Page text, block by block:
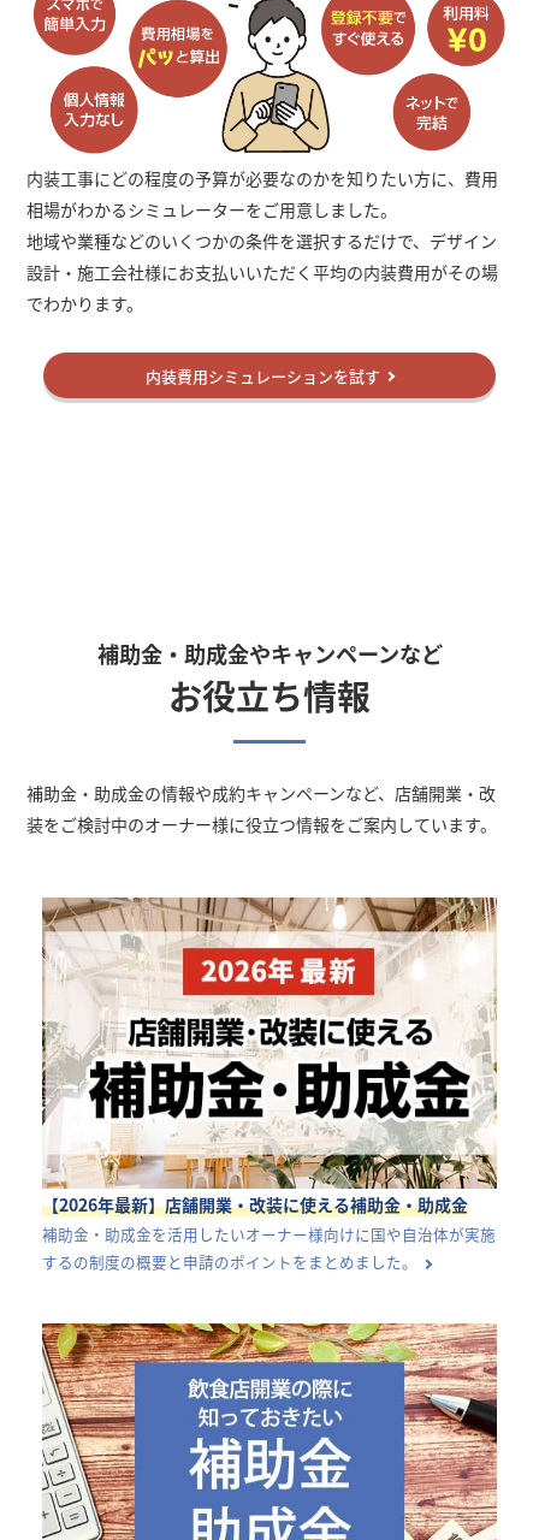
内装工事にどの程度の予算が必要なのかを知りたい方に、費用
相場がわかるシミュレーターをご用意しました。
地域や業種などのいくつかの条件を選択するだけで、デザイン
設計・施工会社様にお支払いいただく平均の内装費用がその場
でわかります。
内装費用シミュレーションを試す
補助金・助成金やキャンペーンなど
お役立ち情報
補助金・助成金の情報や成約キャンペーンなど、店舗開業・改
装をご検討中のオーナー様に役立つ情報をご案内しています。
【2026年最新】店舗開業・改装に使える補助金・助成金
補助金・助成金を活用したいオーナー様向けに国や自治体が実施
するの制度の概要と申請のポイントをまとめました。